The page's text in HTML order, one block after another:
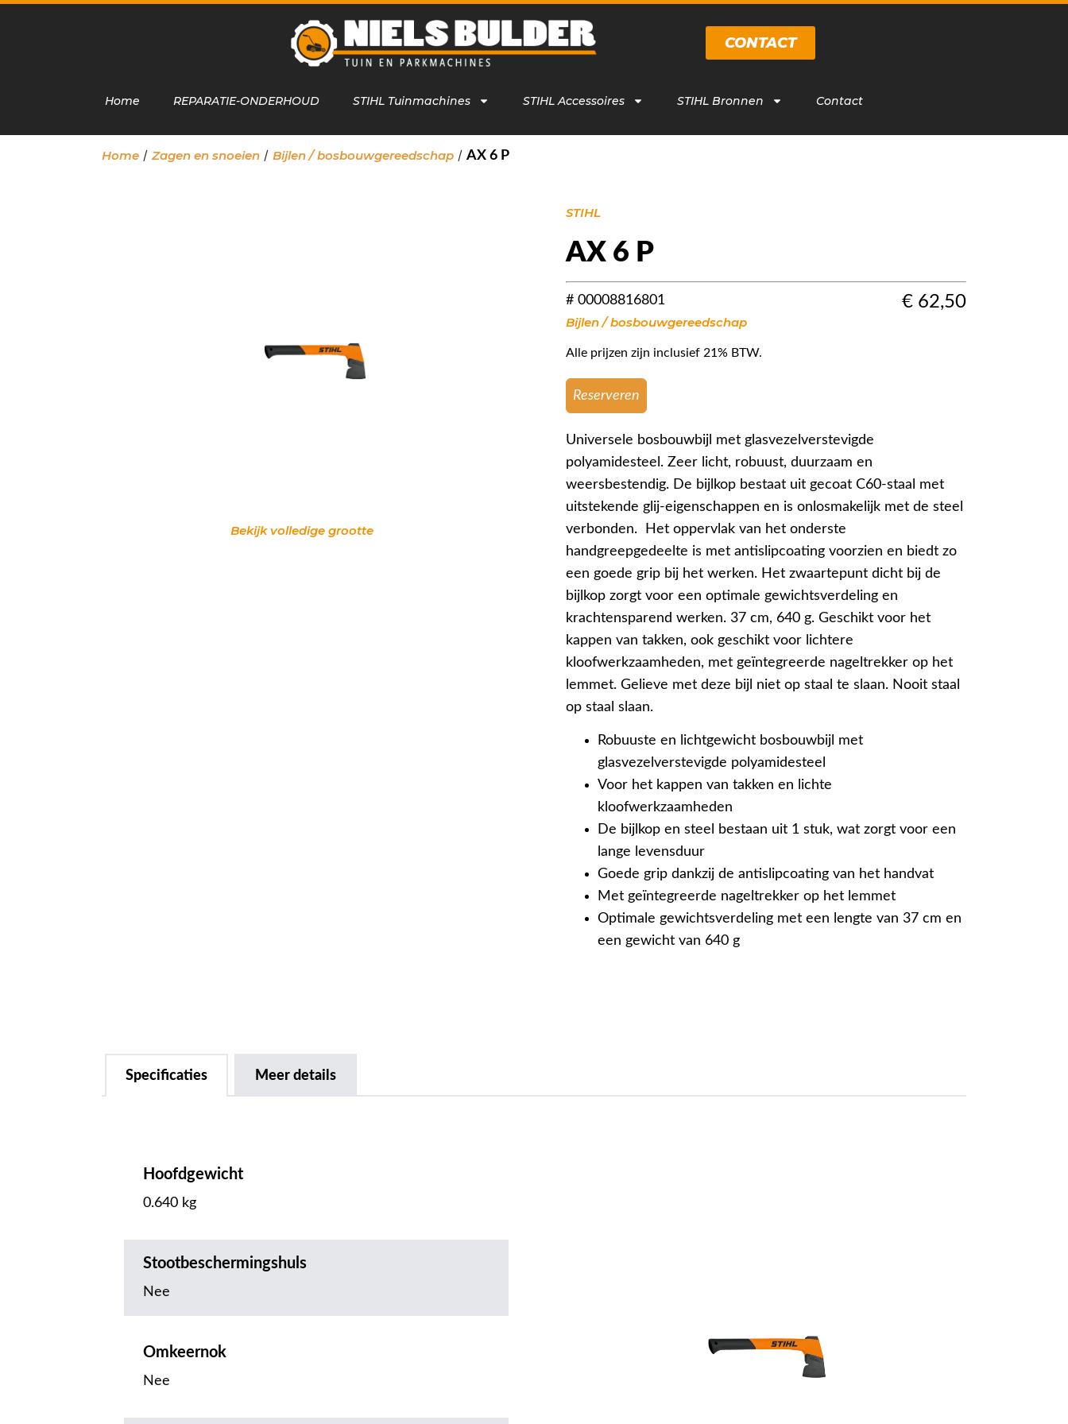
CONTACT
Home REPARATIE-ONDERHOUD STIHL Tuinmachines STIHL Accessoires STIHL Bronnen Contact
Home / Zagen en snoeien / Bijlen / bosbouwgereedschap / AX 6 P
Bekijk volledige grootte
STIHL
AX 6 P
# 00008816801
Bijlen / bosbouwgereedschap
€ 62,50
Alle prijzen zijn inclusief 21% BTW.
Reserveren
Universele bosbouwbijl met glasvezelverstevigde
polyamidesteel. Zeer licht, robuust, duurzaam en
weersbestendig. De bijlkop bestaat uit gecoat C60-staal met
uitstekende glij-eigenschappen en is onlosmakelijk met de steel
verbonden. Het oppervlak van het onderste
handgreepgedeelte is met antislipcoating voorzien en biedt zo
een goede grip bij het werken. Het zwaartepunt dicht bij de
bijlkop zorgt voor een optimale gewichtsverdeling en
krachtensparend werken. 37 cm, 640 g. Geschikt voor het
kappen van takken, ook geschikt voor lichtere
kloofwerkzaamheden, met geïntegreerde nageltrekker op het
lemmet. Gelieve met deze bijl niet op staal te slaan. Nooit staal
op staal slaan.
Robuuste en lichtgewicht bosbouwbijl met
glasvezelverstevigde polyamidesteel
Voor het kappen van takken en lichte
kloofwerkzaamheden
De bijlkop en steel bestaan uit 1 stuk, wat zorgt voor een
lange levensduur
Goede grip dankzij de antislipcoating van het handvat
Met geïntegreerde nageltrekker op het lemmet
Optimale gewichtsverdeling met een lengte van 37 cm en
een gewicht van 640 g
Specificaties Meer details
Hoofdgewicht
0.640 kg
Stootbeschermingshuls
Nee
Omkeernok
Nee